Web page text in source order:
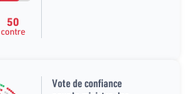
50
contre
Vote de confiance